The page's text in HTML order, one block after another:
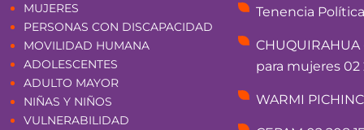
MUJERES
PERSONAS CON DISCAPACIDAD
MOVILIDAD HUMANA
ADOLESCENTES
ADULTO MAYOR
NIÑAS Y NIÑOS
VULNERABILIDAD
Tenencia
para mujeres 02
WARMI